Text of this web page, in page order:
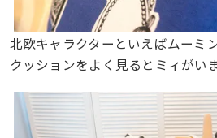
北欧キャラクターといえばムーミ
クッションをよく見るとミィがい